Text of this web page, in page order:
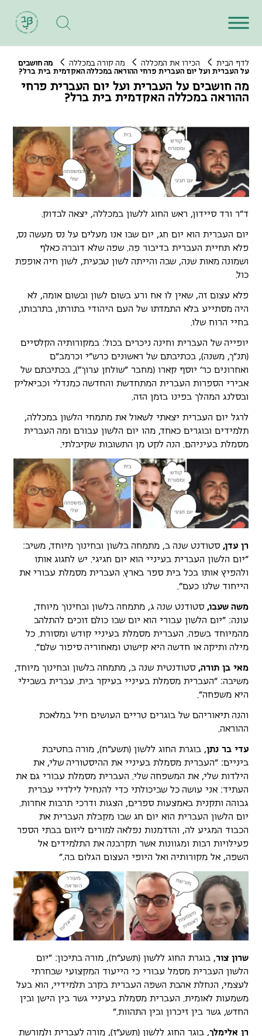
לדף הבית הכירו את המכללה מה קורה במכללה
מה חושבים
על העברית ועל יום העברית פרחי ההוראה במכללה האקדמית בית ברל?
מה חושבים על העברית ועל יום העברית פרחי
ההוראה במכללה האקדמית בית ברל?
ד"ר ורד סיידון, ראש החוג ללשון במכללה, יצאה לבדוק.
יום העברית הוא יום חג, יום שבו אנו מעלים על נס מעשה נס,
פלא תחיית העברית בדיבור פֶּה. שפה שלא דוברה כאלף
ושמונה מאות שנה, שבה והייתה לשון טבעית, לשון חיה אופפת
כול.
פלא עצום זה, שאין לו אח ורע בשום לשון ובשום אומה, לא
היה מסתייע בלא התמדתו של העם היהודי בתורתו, בתרבותו,
בחיי הרוח שלו.
יופייה של העברית וחינה ניכרים בכול: במקורותיה הקלסיים
(תנ"ך, משנה), בכתיבתם של ראשונים כרש"י וכרמב"ם
ואחרונים כר' יוסף קארו (מחבר "שולחן ערוך"), בכתיבתם של
אבירי הספרות העברית המתחדשת והחדשה כמנדלי וכביאליק
ובסלנג המהלך בפינו בזמן הזה.
לרגל יום העברית יצאתי לשאול את מתמחי הלשון במכללה,
תלמידים ובוגרים כאחד, מהו יום הלשון עבורם ומה העברית
מסמלת בעיניהם. הנה לקט מן התשובות שקיבלתי.
רן עדן, סטודנט שנה ב, מתמחה בלשון ובחינוך מיוחד, משיב:
"יום הלשון העברית בעיניי הוא יום חגיגי. יש לחגוג אותו
ולהפיץ אותו בכל בית ספר בארץ. העברית מסמלת עבורי את
הייחוד שלנו כעם".
משה שעבו, סטודנט שנה ג, מתמחה בלשון ובחינוך מיוחד,
עונה: "יום הלשון עבורי הוא יום שבו כולם זוכים להתלהב
מהמיוחד בשפה. העברית מסמלת בעיניי קודש ומסורת. כל
מילה ותיקה או חדשה היא קישוט ומאחוריה סיפור שלם".
מאי בן תורה, סטודנטית שנה ב, מתמחה בלשון ובחינוך מיוחד,
משיבה: "העברית מסמלת בעיניי בעיקר בית. עברית בשבילי
היא משפחה".
והנה תיאוריהם של בוגרים טריים העושים חיל במלאכת
ההוראה.
עדי בר נתן , בוגרת החוג ללשון (תשע"ח), מורה בחטיבת
ביניים: "העברית מסמלת בעיניי את ההיסטוריה שלי, את
הילדות שלי, את המשפחה שלי. העברית מסמלת עבורי גם את
העתיד: אני עושה כל שביכולתי כדי להנחיל לילדיי עברית
גבוהה ותקנית באמצעות ספרים, הצגות ודרכי תרבות אחרות.
יום הלשון העברית הוא יום חג שבו מקבלת העברית את
הכבוד המגיע לה, והזדמנות נפלאה למורים ליזום בבתי הספר
פעילויות רבות ומגוונות אשר תקרבנה את התלמידים אל
השפה, אל מקורותיה ואל היופי העצום הגלום בה."
שרון צור, בוגרת החוג ללשון (תשע"ח), מורה בתיכון: "יום
הלשון העברית מסמל עבורי כי הייעוד המקצועי שבחרתי
לעצמי, הנחלת אהבת השפה העברית בקרב תלמידיי, הוא בעל
משמעות לאומית. העברית מסמלת בעיניי גשר בין הישן ובין
החדש, גשר בין זיכרון ובין התהוות."
רן אלימלך, בוגר החוג ללשון (תשע"ז), מורה לעברית ולמורשת